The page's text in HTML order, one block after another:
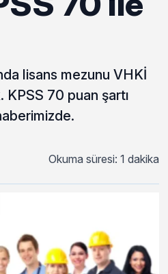
lisans mezunu VHKİ
70 puan şartı
Okuma süresi: 1 dakika